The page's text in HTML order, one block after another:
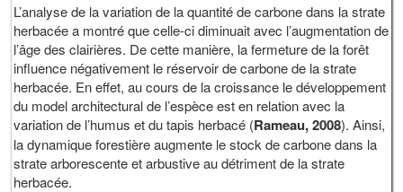
L’analyse de la variation de la quantité de carbone dans la strate
herbacée a montré que celle-ci diminuait avec l’augmentation de
l’âge des clairières. De cette manière, la fermeture de la forêt
influence négativement le réservoir de carbone de la strate
herbacée. En effet, au cours de la croissance le développement
du model architectural de l’espèce est en relation avec la
variation de l’humus et du tapis herbacé (Rameau, 2008). Ainsi,
la dynamique forestière augmente le stock de carbone dans la
strate arborescente et arbustive au détriment de la strate
herbacée.